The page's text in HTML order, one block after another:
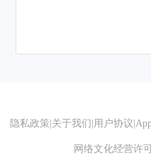
隐私政策 关于我们 用户协议
网络文化经营许